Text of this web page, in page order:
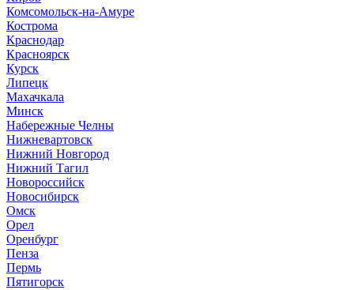
Комсомольск-на-Амуре
Кострома
Краснодар
Красноярск
Курск
Липецк
Махачкала
Минск
Набережные Челны
Нижневартовск
Нижний Новгород
Нижний Тагил
Новороссийск
Новосибирск
Омск
Орел
Оренбург
Пенза
Пермь
Пятигорск